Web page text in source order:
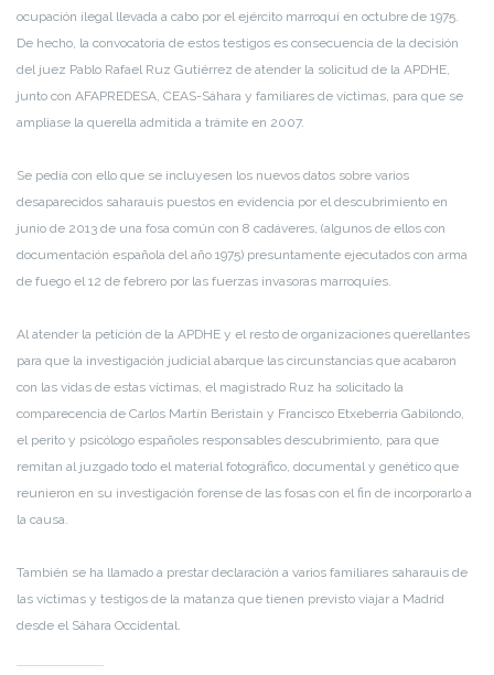
ocupación ilegal llevada a cabo por el ejército marroquí en octubre de 1975.
De hecho, la convocatoria de estos testigos es consecuencia de la decisión
del juez Pablo Rafael Ruz Gutiérrez de atender la solicitud de la APDHE,
junto con AFAPREDESA, CEAS-Sáhara y familiares de víctimas, para que se
ampliase la querella admitida a trámite en 2007.
Se pedía con ello que se incluyesen los nuevos datos sobre varios
desaparecidos saharauis puestos en evidencia por el descubrimiento en
junio de 2013 de una fosa común con 8 cadáveres, (algunos de ellos con
documentación española del año 1975) presuntamente ejecutados con arma
de fuego el 12 de febrero por las fuerzas invasoras marroquíes.
Al atender la petición de la APDHE y el resto de organizaciones querellantes
para que la investigación judicial abarque las circunstancias que acabaron
con las vidas de estas víctimas, el magistrado Ruz ha solicitado la
comparecencia de Carlos Martín Beristain y Francisco Etxeberria Gabilondo,
el perito y psicólogo españoles responsables descubrimiento, para que
remitan al juzgado todo el material fotográfico, documental y genético que
reunieron en su investigación forense de las fosas con el fin de incorporarlo a
la causa.
También se ha llamado a prestar declaración a varios familiares saharauis de
las víctimas y testigos de la matanza que tienen previsto viajar a Madrid
desde el Sáhara Occidental.